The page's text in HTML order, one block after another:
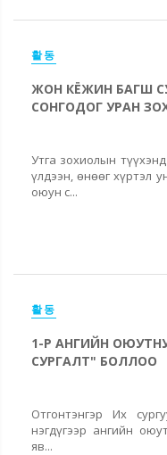
활동
ЖОН КЁЖИН БАГШ
СОНГОДОГ УРАН
Утга зохиолын
үлдээн, өнөөг хүртэл
оюун с...
활동
1-Р АНГИЙН
СУРГАЛТ" БОЛЛОО
Отгонтэнгэр Их
нэгдүгээр ангийн
яв...